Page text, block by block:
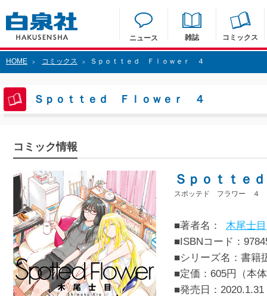
ニュース 雑誌 コミックス
HOME > コミックス > Ｓｐｏｔｔｅｄ Ｆｌｏｗｅｒ ４
Ｓｐｏｔｔｅｄ Ｆｌｏｗｅｒ ４
コミック情報
Ｓｐｏｔｔｅ
スポッテド フラワー ４
■著者名：
木尾士目
■ISBNコード：
■シリーズ名：書籍
■定価：605円（本
■発売日： 2020.1.31